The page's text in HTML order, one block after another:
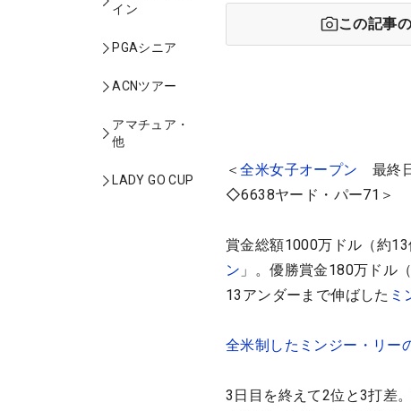
イン
PGAシニア
ACNツアー
アマチュア・
他
LADY GO CUP
この記事
＜全米女子オープン 最終
◇6638ヤード・パー71＞
賞金総額1000万ドル（約
ン 」。優勝賞金180万ドル
13アンダーまで伸ばした ミ
全米制したミンジー・リー
3日目を終えて2位と3打差